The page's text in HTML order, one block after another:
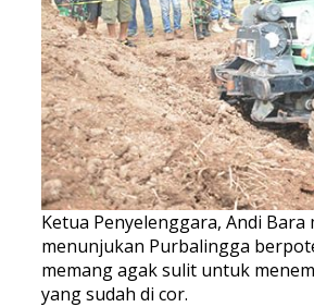
Ketua Penyelenggara, Andi
menunjukan Purbalingga
memang agak sulit untuk
yang sudah di cor.